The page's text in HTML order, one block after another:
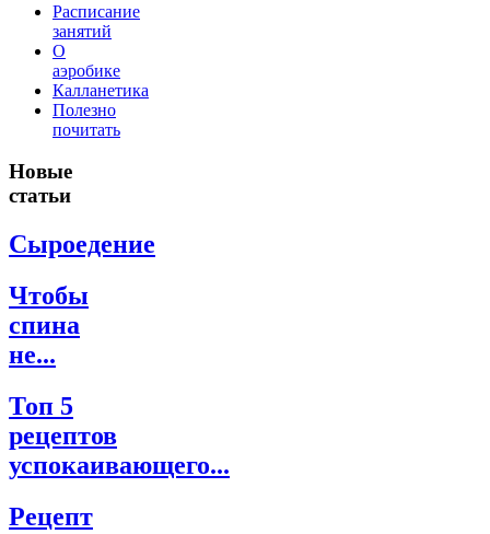
Расписание
занятий
О
аэробике
Калланетика
Полезно
почитать
Новые
статьи
Сыроедение
Чтобы
спина
не...
Топ 5
рецептов
успокаивающего...
Рецепт